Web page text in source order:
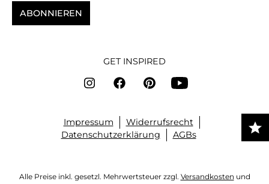
ABONNIEREN
GET INSPIRED
Impressum
Widerrufsrecht
Datenschutzerklärung
AGBs
Alle Preise inkl. gesetzl. Mehrwertsteuer zzgl. Versandkosten und